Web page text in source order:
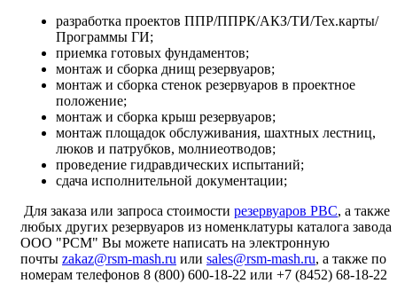
разработка проектов ППР/ППРК/АКЗ/ТИ/Тех.карты/
Программы ГИ;
приемка готовых фундаментов;
монтаж и сборка днищ резервуаров;
монтаж и сборка стенок резервуаров в проектное
положение;
монтаж и сборка крыш резервуаров;
монтаж площадок обслуживания, шахтных лестниц,
люков и патрубков, молниеотводов;
проведение гидравдических испытаний;
сдача исполнительной документации;
Для заказа или запроса стоимости резервуаров РВС, а также
любых других резервуаров из номенклатуры каталога завода
ООО "РСМ" Вы можете написать на электронную
почты zakaz@rsm-mash.ru или sales@rsm-mash.ru, а также по
номерам телефонов 8 (800) 600-18-22 или +7 (8452) 68-18-22